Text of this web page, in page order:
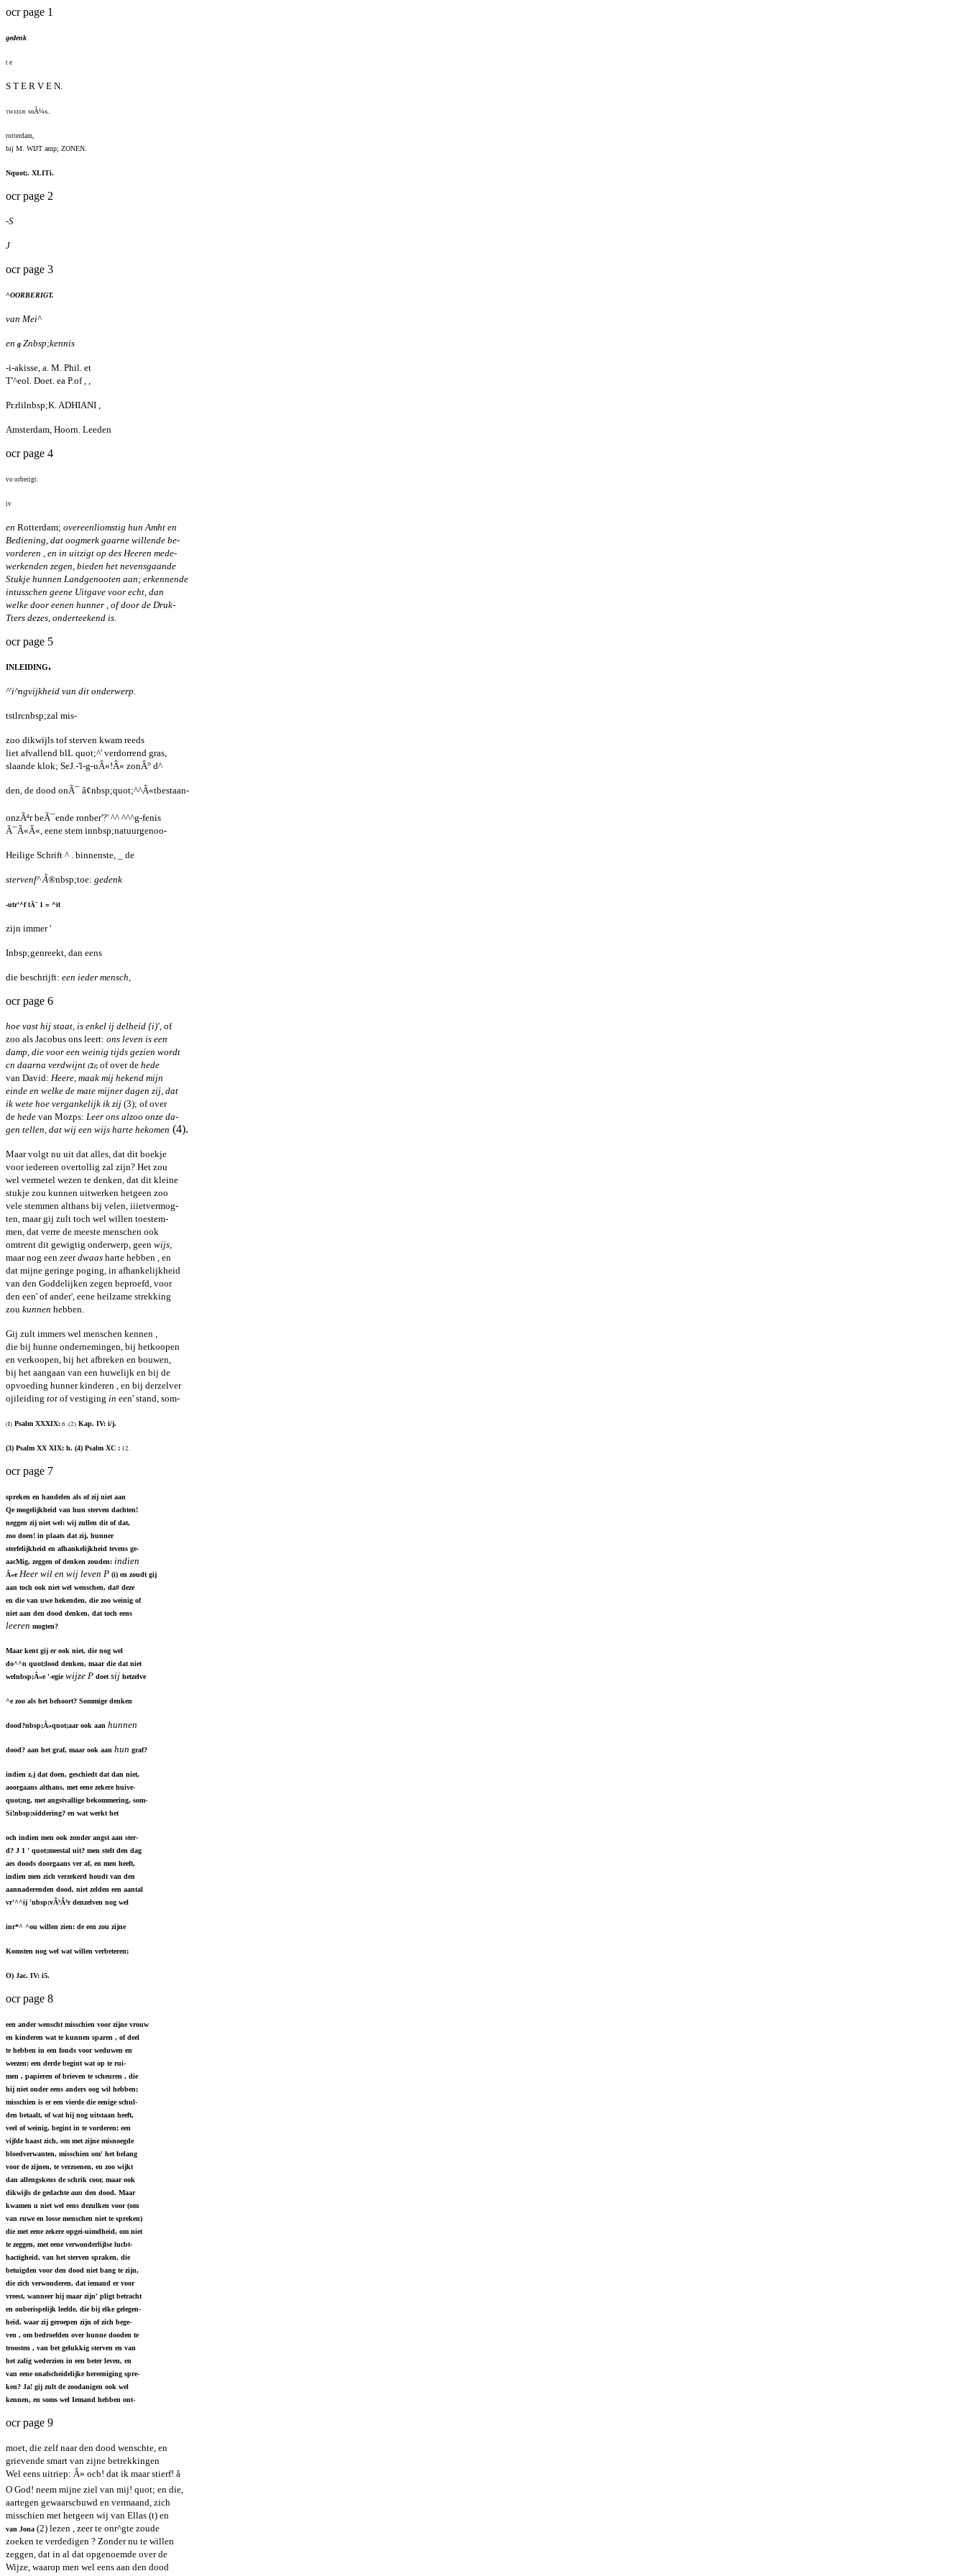
ocr page 1
gedenk
t e
S T E R V E N.
tweede miÃ¼k.
rotterdam,
bij M. WIJT amp; ZONEN.
Nquot;. XLITi.
ocr page 2
-S
J
ocr page 3
^OORBERIGT.
van Mei^
en g Znbsp;kennis
-i-akisse, a. M. Phil. et
T'^eol. Doet. ea P.of , ,
Pr.rlilnbsp;K. ADHIANI ,
Amsterdam, Hoorn. Leeden
ocr page 4
vo orberigt.
iv
en Rotterdam; overeenliomstig hun Amht en
Bediening, dat oogmerk gaarne willende be-
vorderen , en in uitzigt op des Heeren mede-
werkenden zegen, bieden het nevensgaande
Stukje hunnen Landgenooten aan; erkennende
intusschen geene Uitgave voor echt, dan
welke door eenen hunner , of door de Druk-
Tters dezes, onderteekend is.
ocr page 5
inleiding.
^'i^ngvijkheid van dit onderwerp.
tstlrcnbsp;zal mis-
zoo dikwijls tof sterven kwam reeds
liet afvallend blL quot;^' verdorrend gras,
slaande klok; SeJ.-'l-g-uÂ«!Â« zonÂ° d^
den, de dood onÃ¯ â¢nbsp;quot;^^Â«tbestaan-
onzÃªr beÃ¯ende ronber'?' ^^ ^^^g-fenis
Ã¯Â«Â«, eene stem innbsp;natuurgenoo-
Heilige Schrift ^ . binnenste, _ de
stervenf^ Â®nbsp;toe: gedenk
-utr'^f tÃ¯ 1 = ^it
zijn immer '
Inbsp;genreekt, dan eens
die beschrijft: een ieder mensch,
ocr page 6
hoe vast hij staat, is enkel ij delheid {i)', of
zoo als Jacobus ons leert: ons leven is een
damp, die voor een weinig tijds gezien wordt
cn daarna verdwijnt (2); of over de hede
van David: Heere, maak mij hekend mijn
einde en welke de mate mijner dagen zij, dat
ik wete hoe vergankelijk ik zij (3); of over
de hede van Mozps: Leer ons alzoo onze da-
gen tellen, dat wij een wijs harte hekomen (4).
Maar volgt nu uit dat alles, dat dit boekje
voor iedereen overtollig zal zijn? Het zou
wel vermetel wezen te denken, dat dit kleine
stukje zou kunnen uitwerken hetgeen zoo
vele stemmen althans bij velen, iiietvermog-
ten, maar gij zult toch wel willen toestem-
men, dat verre de meeste menschen ook
omtrent dit gewigtig onderwerp, geen wijs,
maar nog een zeerdwaas harte hebben , en
dat mijne geringe poging, in afhankelijkheid
van den Goddelijken zegen beproefd, voor
den een' of ander', eene heilzame strekking
zou kunnen hebben.
Gij zult immers wel menschen kennen ,
die bij hunne ondernemingen, bij hetkoopen
en verkoopen, bij het afbreken en bouwen,
bij het aangaan van een huwelijk en bij de
opvoeding hunner kinderen , en bij derzelver
ojileiding tot of vestiging in een' stand, som-
(I) Psalm XXXIX:6. (2) Kap. IV: i/j.
(3) Psalm XX XIX: h. (4) Psalm XC : 12.
ocr page 7
spreken en handelen als of zij niet aan
Qe mogelijkheid van hun sterven dachten!
neggen zij niet wel: wij zullen dit of dat,
zoo doen! in plaats dat zij, hunner
sterfelijkheid en afhankelijkheid tevens ge-
aacMig, zeggen of denken zouden: indien
Â«eHeer wil en wij leven P (i) en zoudt gij
aan toch ook niet wel wenschen, da# deze
en die van uwe hekenden, die zoo weinig of
niet aan den dood denken, dat toch eens
leeren mogten?
Maar kent gij er ook niet, die nog wel
do^^n quot;lood denken, maar die dat niet
welnbsp;Â«e '-egiewijze P doetsij hetzelve
^e zoo als het behoort? Sommige denken
dood?nbsp;Â»quot;aar ook aan hunnen
dood? aan het graf, maar ook aan hun graf?
indien z,j dat doen, geschiedt dat dan niet,
aoorgaans althans, met eene zekere huive-
quot;ng, met angstvallige bekommering, som-
Si!nbsp;siddering? en wat werkt het
och indien men ook zonder angst aan ster-
d? J 1 ' quot;meestal uit? men stelt den dag
aes doods doorgaans ver af, en men heeft,
indien men zich verzekerd houdt van den
aannaderenden dood, niet zelden een aantal
vr'^^ij 'nbsp;vÃ³Ã³r denzelven nog wel
inr*^ ^ou willen zien: de een zou zijne
Komsten nog wel wat willen verbeteren;
O) Jac. IV: i5.
ocr page 8
een ander wenscht misschien voor zijne vrouw
en kinderen wat te kunnen sparen , of deel
te hebben in een fonds voor weduwen en
weezen; een derde begint wat op te rui-
men , papieren of brieven te scheuren , die
hij niet onder eens anders oog wil hebben;
misschien is er een vierde die eenige schul-
den betaalt, of wat hij nog uitstaan heeft,
veel of weinig, begint in te vorderen; een
vijfde haast zich, om met zijne misnoegde
bloedverwanten, misschien om' het belang
voor de zijnen, te verzoenen, en zoo wijkt
dan allengskens de schrik coor, maar ook
dikwijls de gedachteaan den dood. Maar
kwamen u niet wel eens dezulken voor (om
van ruwe en losse menschen niet te spreken)
die met eene zekere opgei-uimdheid, om niet
te zeggen, met eene verwonderlijlse lucbt-
hactigheid, van het sterven spraken, die
betuigden voor den dood niet bang te zijn,
die zich verwonderen, dat iemand er voor
vreest, wanneer hij maar zijn' pligt betracht
en onberispelijk leefde, die bij elke gelegen-
heid, waar zij geroepen zijn of zich bege-
ven , om bedroefden over hunne dooden te
troosten , van bet gelukkig sterven en van
het zalig wederzien in een beter leven, en
van eene onafscheidelijke hereeniging spre-
ken? Ja! gij zult de zoodanigen ook wel
kennen, en soms wel Iemand hebben ont-
ocr page 9
moet, die zelf naar den dood wenschte, en
grievende smart van zijne betrekkingen
Wel eens uitriep: Â» ocb! dat ik maar stierf! â
O God! neem mijne ziel van mij! quot; en die,
aartegen gewaarscbuwd en vermaand, zich
misschien met hetgeen wij van Ellas (t) en
van Jona (2) lezen , zeer te onr^gte zoude
zoeken te verdedigen ? Zonder nu te willen
zeggen, dat in al dat opgenoemde over de
Wijze, waarop men wel eens aan den dood